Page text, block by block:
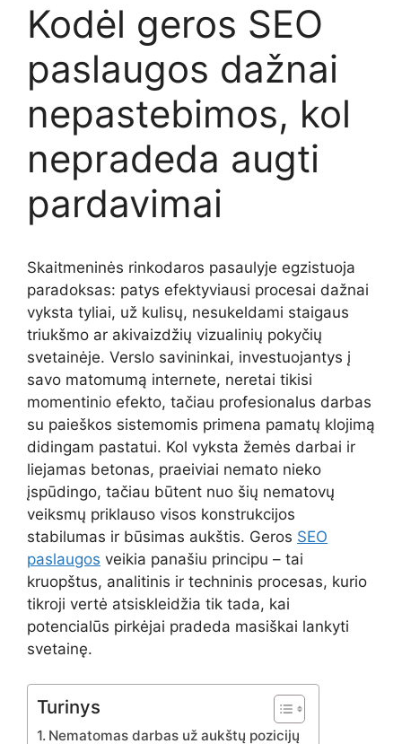
Kodėl geros SEO
paslaugos dažnai
nepastebimos, kol
nepradeda augti
pardavimai
Skaitmeninės rinkodaros pasaulyje egzistuoja
paradoksas: patys efektyviausi procesai dažnai
vyksta tyliai, už kulisų, nesukeldami staigaus
triukšmo ar akivaizdžių vizualinių pokyčių
svetainėje. Verslo savininkai, investuojantys į
savo matomumą internete, neretai tikisi
momentinio efekto, tačiau profesionalus darbas
su paieškos sistemomis primena pamatų klojimą
didingam pastatui. Kol vyksta žemės darbai ir
liejamas betonas, praeiviai nemato nieko
įspūdingo, tačiau būtent nuo šių nematovų
veiksmų priklauso visos konstrukcijos
stabilumas ir būsimas aukštis. Geros SEO
paslaugos veikia panašiu principu – tai
kruopštus, analitinis ir techninis procesas, kurio
tikroji vertė atsiskleidžia tik tada, kai
potencialūs pirkėjai pradeda masiškai lankyti
svetainę.
Turinys
Nematomas darbas už aukštų pozicijų